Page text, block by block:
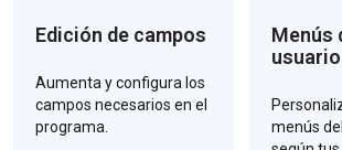
Edición de campos
Aumenta y configura los
campos necesarios en el
programa.
Menús
usuario
menús